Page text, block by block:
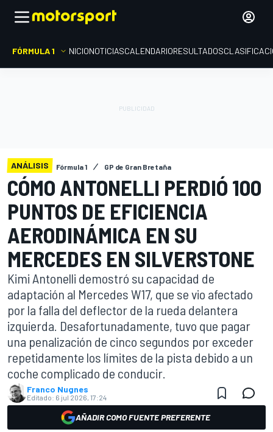
FÓRMULA 1 INICIONOTICIASCALENDARIORESULTADOS
ANÁLISIS Fórmula 1 GP de Gran Bretaña
CÓMO ANTONELLI PERDIÓ 100
PUNTOS DE EFICIENCIA
AERODINÁMICA EN SU
MERCEDES EN SILVERSTONE
Kimi Antonelli demostró su capacidad de
adaptación al Mercedes W17, que se vio afectado
por la falla del deflector de la rueda delantera
izquierda. Desafortunadamente, tuvo que pagar
una penalización de cinco segundos por exceder
repetidamente los límites de la pista debido a un
coche complicado de conducir.
Franco Nugnes
Editado: 6 jul 2026, 17:24
AÑADIR COMO FUENTE PREFERENTE